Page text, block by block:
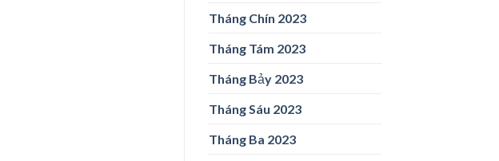
Tháng Chín 2023
Tháng Tám 2023
Tháng Bảy 2023
Tháng Sáu 2023
Tháng Ba 2023